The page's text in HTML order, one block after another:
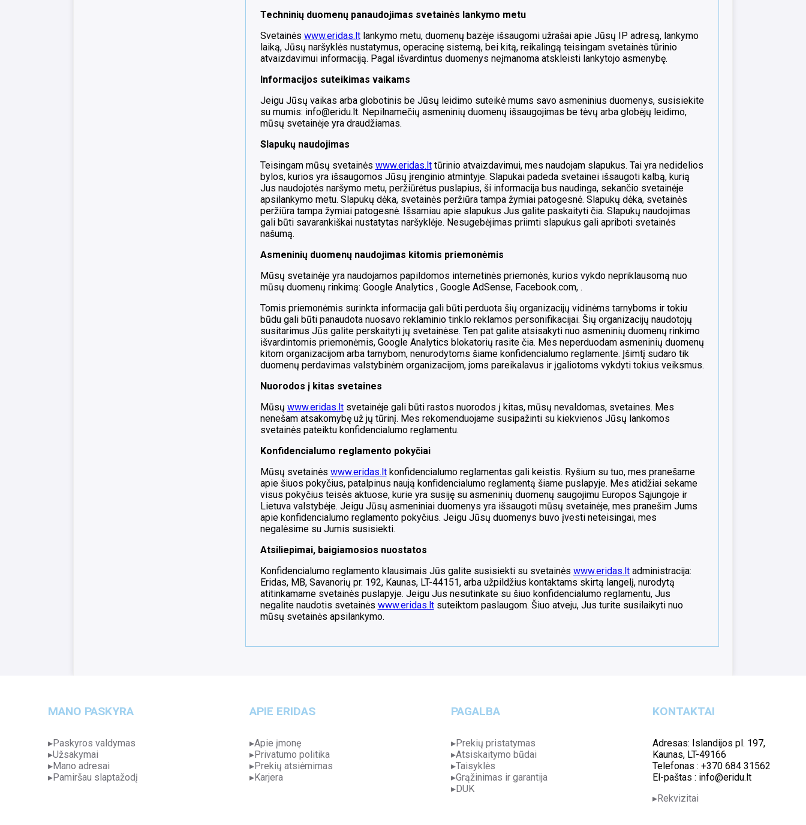
Techninių duomenų panaudojimas svetainės lankymo metu
Svetainės www.eridas.ltlankymo metu, duomenų bazėje išsaugomi užrašai apie Jūsų IP adresą, lankymo
laiką, Jūsų naršyklės nustatymus, operacinę sistemą, bei kitą, reikalingą teisingam svetainės tūrinio
atvaizdavimui informaciją. Pagal išvardintus duomenys neįmanoma atskleisti lankytojo asmenybę.
Informacijos suteikimas vaikams
Jeigu Jūsų vaikas arba globotinis be Jūsų leidimo suteikė mums savo asmeninius duomenys, susisiekite
su mumis: info@eridu.lt. Nepilnamečių asmeninių duomenų išsaugojimas be tėvų arba globėjų leidimo,
mūsų svetainėje yra draudžiamas.
Slapukų naudojimas
Teisingam mūsų svetainės www.eridas.lttūrinio atvaizdavimui, mes naudojam slapukus. Tai yra nedidelios
bylos, kurios yra išsaugomos Jūsų įrenginio atmintyje. Slapukai padeda svetainei išsaugoti kalbą, kurią
Jus naudojotės naršymo metu, peržiūrėtus puslapius, ši informacija bus naudinga, sekančio svetainėje
apsilankymo metu. Slapukų dėka, svetainės peržiūra tampa žymiai patogesnė. Slapukų dėka, svetainės
peržiūra tampa žymiai patogesnė. Išsamiau apie slapukus Jus galite paskaityti čia. Slapukų naudojimas
gali būti savarankiškai nustatytas naršyklėje. Nesugebėjimas priimti slapukus gali apriboti svetainės
našumą.
Asmeninių duomenų naudojimas kitomis priemonėmis
Mūsų svetainėje yra naudojamos papildomos internetinės priemonės, kurios vykdo nepriklausomą nuo
mūsų duomenų rinkimą: Google Analytics , Google AdSense, Facebook.com, .
Tomis priemonėmis surinkta informacija gali būti perduota šių organizacijų vidinėms tarnyboms ir tokiu
būdu gali būti panaudota nuosavo reklaminio tinklo reklamos personifikacijai. Šių organizacijų naudotojų
susitarimus Jūs galite perskaityti jų svetainėse. Ten pat galite atsisakyti nuo asmeninių duomenų rinkimo
išvardintomis priemonėmis, Google Analytics blokatorių rasite čia. Mes neperduodam asmeninių duomenų
kitom organizacijom arba tarnybom, nenurodytoms šiame konfidencialumo reglamente. Įšimtį sudaro tik
duomenų perdavimas valstybinėm organizacijom, joms pareikalavus ir įgaliotoms vykdyti tokius veiksmus.
Nuorodos į kitas svetaines
Mūsų www.eridas.ltsvetainėje gali būti rastos nuorodos į kitas, mūsų nevaldomas, svetaines. Mes
nenešam atsakomybę už jų tūrinį. Mes rekomenduojame susipažinti su kiekvienos Jūsų lankomos
svetainės pateiktu konfidencialumo reglamentu.
Konfidencialumo reglamento pokyčiai
Mūsų svetainės www.eridas.ltkonfidencialumo reglamentas gali keistis. Ryšium su tuo, mes pranešame
apie šiuos pokyčius, patalpinus naują konfidencialumo reglamentą šiame puslapyje. Mes atidžiai sekame
visus pokyčius teisės aktuose, kurie yra susiję su asmeninių duomenų saugojimu Europos Sąjungoje ir
Lietuva valstybėje. Jeigu Jūsų asmeniniai duomenys yra išsaugoti mūsų svetainėje, mes pranešim Jums
apie konfidencialumo reglamento pokyčius. Jeigu Jūsų duomenys buvo įvesti neteisingai, mes
negalėsime su Jumis susisiekti.
Atsiliepimai, baigiamosios nuostatos
Konfidencialumo reglamento klausimais Jūs galite susisiekti su svetainės www.eridas.ltadministracija:
Eridas, MB, Savanorių pr. 192, Kaunas, LT-44151, arba užpildžius kontaktams skirtą langelį, nurodytą
atitinkamame svetainės puslapyje. Jeigu Jus nesutinkate su šiuo konfidencialumo reglamentu, Jus
negalite naudotis svetainės www.eridas.ltsuteiktom paslaugom. Šiuo atveju, Jus turite susilaikyti nuo
mūsų svetainės apsilankymo.
MANO PASKYRA
Paskyros valdymas
Užsakymai
Mano adresai
Pamiršau slaptažodį
APIE ERIDAS
Apie įmonę
Privatumo politika
Prekių atsiėmimas
Karjera
PAGALBA
Prekių pristatymas
Atsiskaitymo būdai
Taisyklės
Grąžinimas ir garantija
DUK
KONTAKTAI
Adresas: Islandijos pl. 197,
Kaunas, LT-49166
Telefonas : +370 684 31562
El-paštas : info@eridu.lt
Rekvizitai